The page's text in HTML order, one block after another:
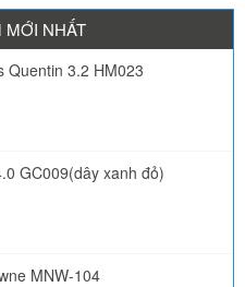
MỚI NHẤT
Quentin 3.2 HM023
GC009(dây xanh đỏ)
MNW-104